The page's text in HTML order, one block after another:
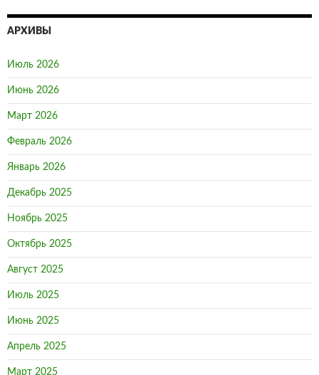
АРХИВЫ
Июль 2026
Июнь 2026
Март 2026
Февраль 2026
Январь 2026
Декабрь 2025
Ноябрь 2025
Октябрь 2025
Август 2025
Июль 2025
Июнь 2025
Апрель 2025
Март 2025